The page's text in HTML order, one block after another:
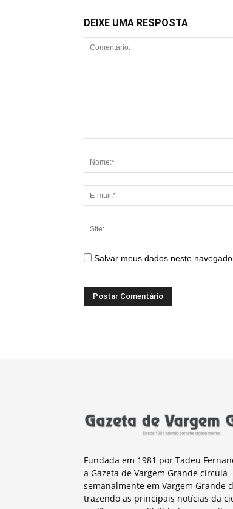
DEIXE UMA RESPOSTA
Salvar meus dados neste
Fundada em 1981 por Tadeu
a Gazeta de Vargem Grande circula
semanalmente em Vargem Grande
trazendo as principais notícias da